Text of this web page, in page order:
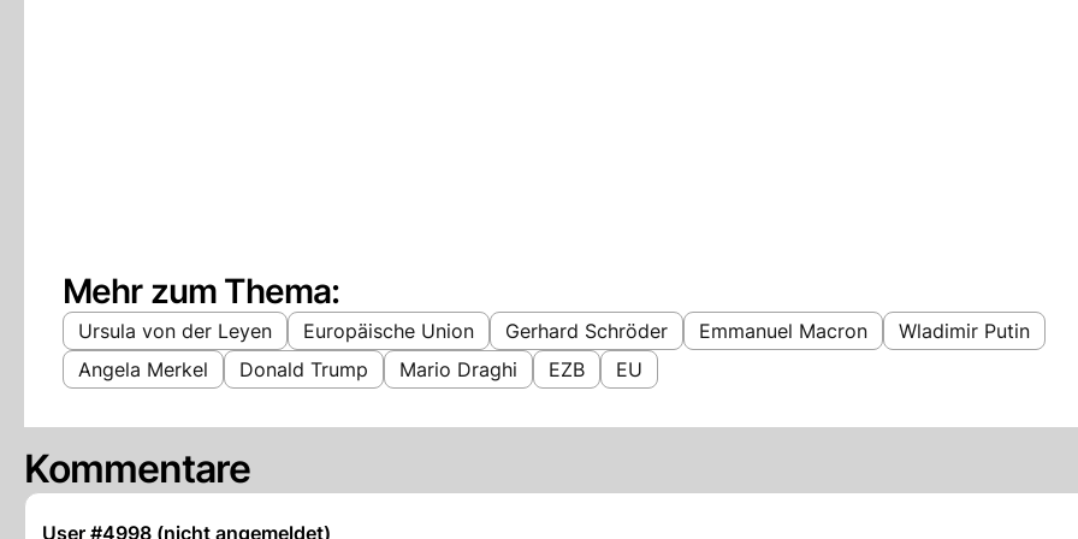
Mehr zum Thema:
Ursula von der Leyen Europäische Union Gerhard Schröder Emmanuel Macron
Wladimir Putin
Angela Merkel
Donald Trump Mario Draghi EZB EU
Kommentare
User #4998 (nicht angemeldet)